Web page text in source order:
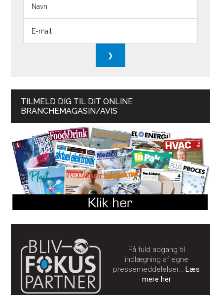
TILMELD DIG TIL DIT ONLINE
BRANCHEMAGASIN/AVIS
Få fuld adgang til
indlægning af egne
pressemeddelelser…Læs
mere her